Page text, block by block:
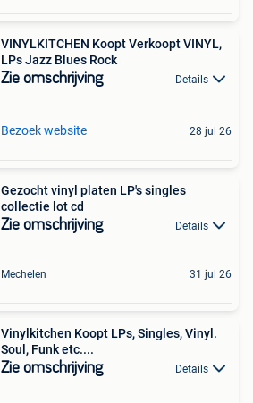
VINYLKITCHEN Koopt Verkoopt VINYL,
LPs Jazz Blues Rock
Zie omschrijving Details
Bezoek website 28 jul 26
Gezocht vinyl platen LP's singles
collectie lot cd
Zie omschrijving Details
Mechelen 31 jul 26
Vinylkitchen Koopt LPs, Singles, Vinyl.
Soul, Funk etc....
Zie omschrijving Details